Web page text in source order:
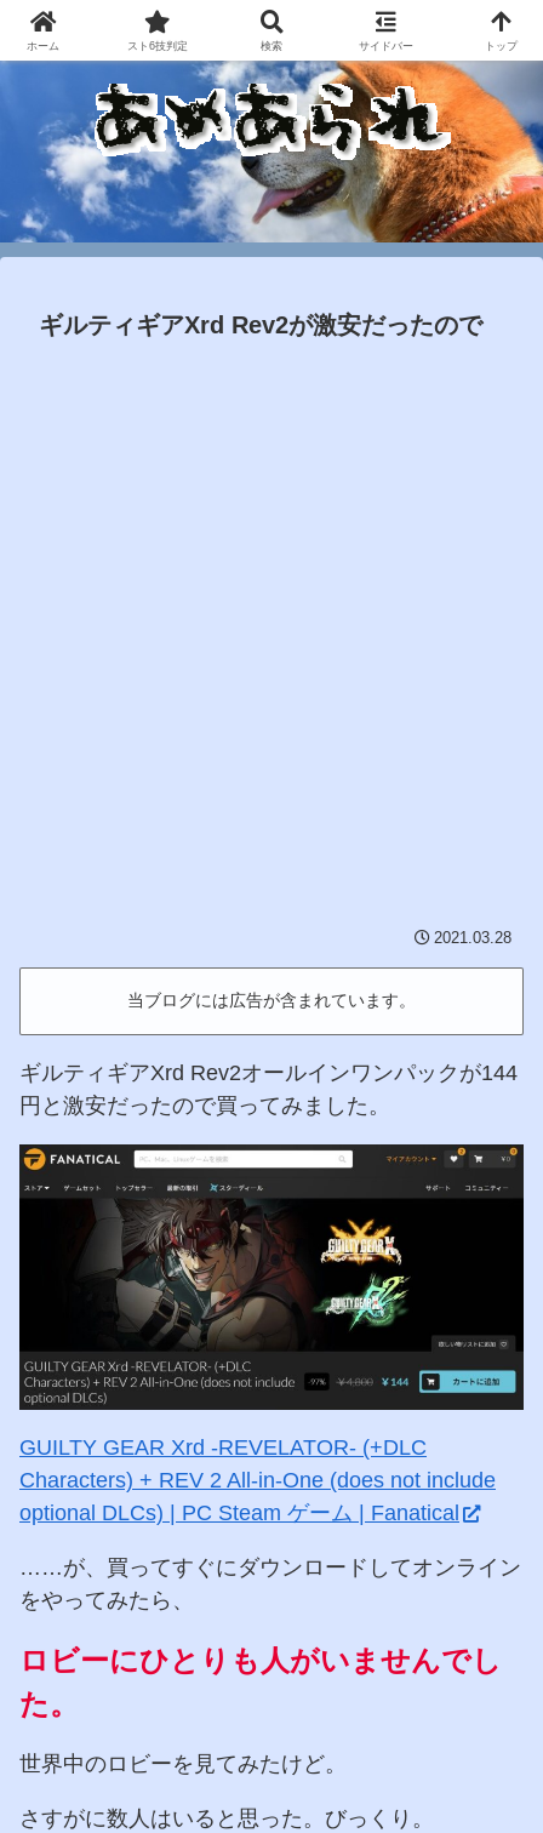
ギルティギアXrd Rev2が激安だったので
2021.03.28
当ブログには広告が含まれています。
ギルティギアXrd Rev2オールインワンパックが144
円と激安だったので買ってみました。
GUILTY GEAR Xrd -REVELATOR- (+DLC
Characters) + REV 2 All-in-One (does not include
optional DLCs) | PC Steam ゲーム | Fanatical
……が、買ってすぐにダウンロードしてオンライン
をやってみたら、
ロビーにひとりも人がいま せんでし
た。
世界中のロビーを見てみたけど。
さすがに数人はいると思った。びっくり。
ホーム スト6技判定 検索 サイドバー トップ